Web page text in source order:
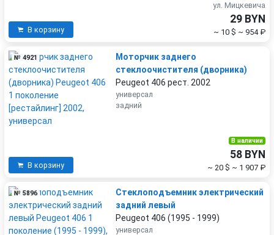
В корзину
ул. Мицкевича
29 BYN
~ 10 $ ~ 954 ₽
№ 4921
Моторчик заднего
стеклоочистителя (дворника)
Peugeot 406 рест. 2002
универсал
задний
В корзину
В наличии
58 BYN
~ 20 $ ~ 1 907 ₽
№ 5896
Стеклоподъемник электрический
задний левый
Peugeot 406 (1995 - 1999)
универсал